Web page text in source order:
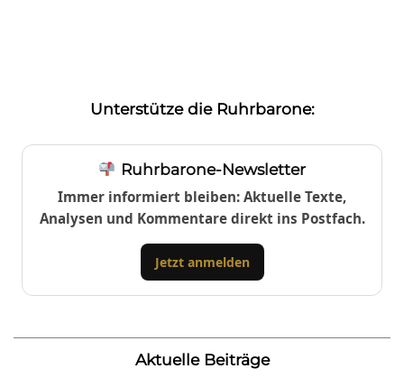
Unterstütze die Ruhrbarone:
Ruhrbarone-Newsletter
Immer informiert bleiben: Aktuelle Texte,
Analysen und Kommentare direkt ins Postfach.
Jetzt anmelden
Aktuelle Beiträge